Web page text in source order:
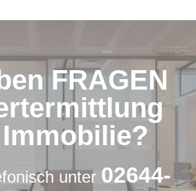
FRAGEN
unter 02644-